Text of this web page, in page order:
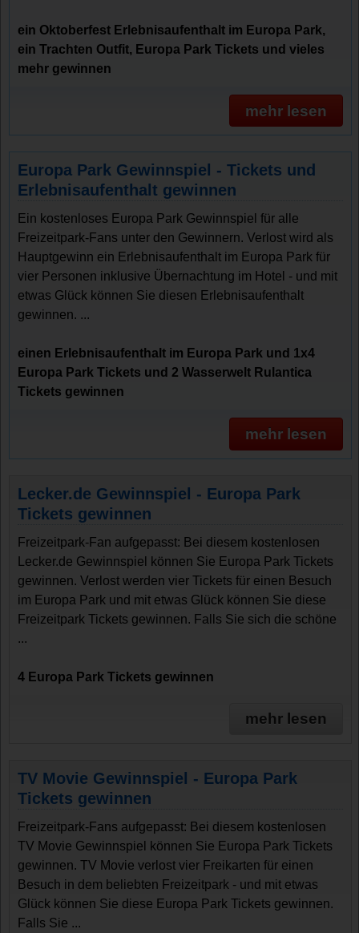
ein Oktoberfest Erlebnisaufenthalt im Europa Park,
ein Trachten Outfit, Europa Park Tickets und vieles
mehr gewinnen
mehr lesen
Europa Park Gewinnspiel - Tickets und
Erlebnisaufenthalt gewinnen
Ein kostenloses Europa Park Gewinnspiel für alle
Freizeitpark-Fans unter den Gewinnern. Verlost wird als
Hauptgewinn ein Erlebnisaufenthalt im Europa Park für
vier Personen inklusive Übernachtung im Hotel - und mit
etwas Glück können Sie diesen Erlebnisaufenthalt
gewinnen. ...
einen Erlebnisaufenthalt im Europa Park und 1x4
Europa Park Tickets und 2 Wasserwelt Rulantica
Tickets gewinnen
mehr lesen
Lecker.de Gewinnspiel - Europa Park
Tickets gewinnen
Freizeitpark-Fan aufgepasst: Bei diesem kostenlosen
Lecker.de Gewinnspiel können Sie Europa Park Tickets
gewinnen. Verlost werden vier Tickets für einen Besuch
im Europa Park und mit etwas Glück können Sie diese
Freizeitpark Tickets gewinnen. Falls Sie sich die schöne
...
4 Europa Park Tickets gewinnen
mehr lesen
TV Movie Gewinnspiel - Europa Park
Tickets gewinnen
Freizeitpark-Fans aufgepasst: Bei diesem kostenlosen
TV Movie Gewinnspiel können Sie Europa Park Tickets
gewinnen. TV Movie verlost vier Freikarten für einen
Besuch in dem beliebten Freizeitpark - und mit etwas
Glück können Sie diese Europa Park Tickets gewinnen.
Falls Sie ...